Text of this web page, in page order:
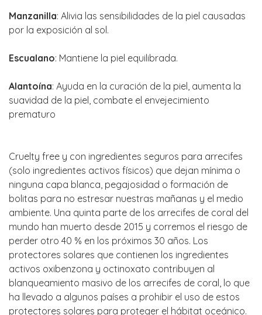
Manzanilla: Alivia las sensibilidades de la piel causadas
por la exposición al sol.
Escualano: Mantiene la piel equilibrada.
Alantoína: Ayuda en la curación de la piel, aumenta la
suavidad de la piel, combate el envejecimiento
prematuro
Cruelty free y con ingredientes seguros para arrecifes
(solo ingredientes activos físicos) que dejan mínima o
ninguna capa blanca, pegajosidad o formación de
bolitas para no estresar nuestras mañanas y el medio
ambiente. Una quinta parte de los arrecifes de coral del
mundo han muerto desde 2015 y corremos el riesgo de
perder otro 40 % en los próximos 30 años. Los
protectores solares que contienen los ingredientes
activos oxibenzona y octinoxato contribuyen al
blanqueamiento masivo de los arrecifes de coral, lo que
ha llevado a algunos países a prohibir el uso de estos
protectores solares para proteger el hábitat oceánico.